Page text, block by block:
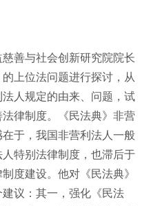
善与社会创新研究院院长
上位法问题进行探讨，从
法人规定的由来、问题，试
律制度。《民法典》非营
于，我国非营利法人一般
特别法律制度，也滞后于
度建设。他对《民法典》
议：其一，强化《民法